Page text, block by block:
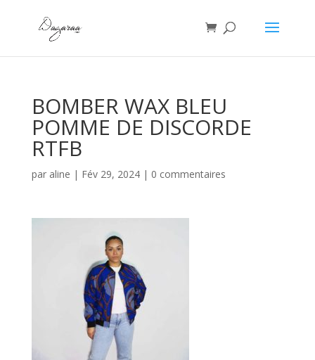
BOMBER WAX BLEU
POMME DE DISCORDE
RTFB
par aline | Fév 29, 2024| 0 commentaires